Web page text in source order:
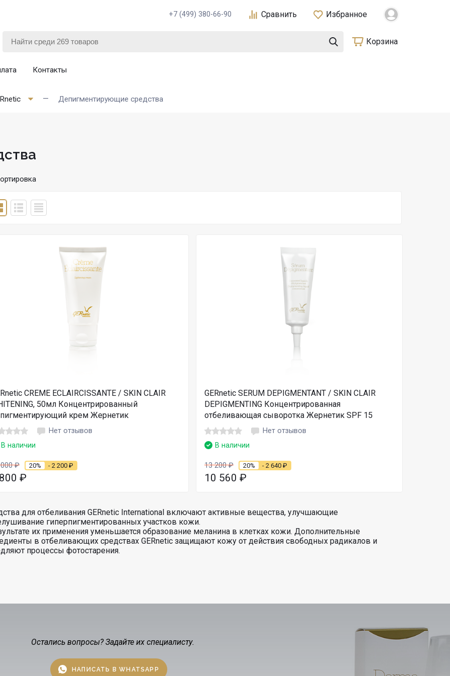
+7 (499) 380-66-90 Сравнить Избранное
Корзина
Контакты
Депигментирующие средства
CREME ECLAIRCISSANTE / SKIN CLAIR
50мл Концентрированный
крем Жернетик
Нет отзывов
В наличии
₽ 20% - 2 200 ₽
₽
GERnetic SERUM DEPIGMENTANT / SKIN CLAIR
DEPIGMENTING Концентрированная
отбеливающая сыворотка Жернетик SPF 15
Нет отзывов
В наличии
13 200₽ 20% - 2 640 ₽
10 560 ₽
для отбеливания GERnetic International включают активные вещества, улучшающие
гиперпигментированных участков кожи.
их применения уменьшается образование меланина в клетках кожи. Дополнительные
в отбеливающих средствах GERnetic защищают кожу от действия свободных радикалов и
процессы фотостарения.
Остались вопросы? Задайте их специалисту.
НАПИСАТЬ В WHATSAPP